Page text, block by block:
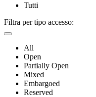
Tutti
Filtra per tipo accesso:
All
Open
Partially Open
Mixed
Embargoed
Reserved